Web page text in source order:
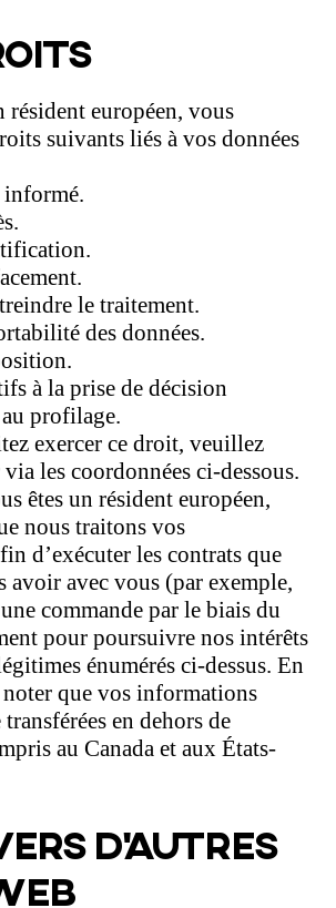
résident européen, vous
suivants liés à vos données
informé.
le traitement.
des données.
à la prise de décision
profilage.
exercer ce droit, veuillez
les coordonnées ci-dessous.
êtes un résident européen,
nous traitons vos
d’exécuter les contrats que
avoir avec vous (par exemple,
commande par le biais du
pour poursuivre nos intérêts
énumérés ci-dessus. En
que vos informations
en dehors de
au Canada et aux États-
D’AUTRES